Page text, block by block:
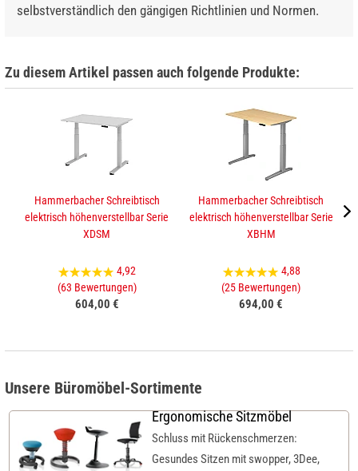
selbstverständlich den gängigen Richtlinien und Normen.
Zu diesem Artikel passen auch folgende Produkte:
Hammerbacher Schreibtisch
elektrisch höhenverstellbar Serie
XDSM
4,92
(63 Bewertungen)
604,00 €
Hammerbacher Schreibtisch
elektrisch höhenverstellbar Serie
XBHM
4,88
(25 Bewertungen)
694,00 €
Unsere Büromöbel-Sortimente
Ergonomische Sitzmöbel
Schluss mit Rückenschmerzen:
Gesundes Sitzen mit swopper, 3Dee,